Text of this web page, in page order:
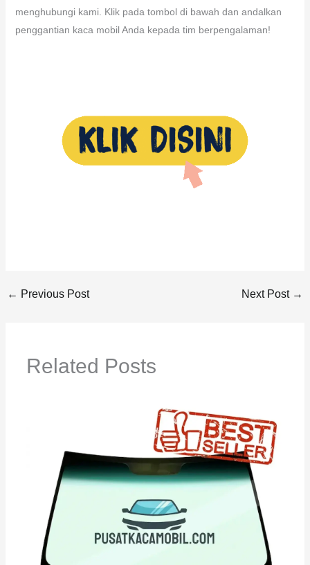
menghubungi kami. Klik pada tombol di bawah dan andalkan
penggantian kaca mobil Anda kepada tim berpengalaman!
← Previous Post Next Post →
Related Posts